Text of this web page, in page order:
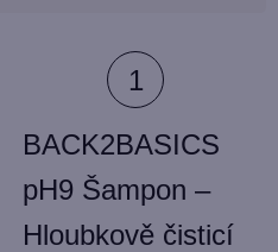
BACK2BASICS
pH9 Šampon –
Hloubkově čisticí